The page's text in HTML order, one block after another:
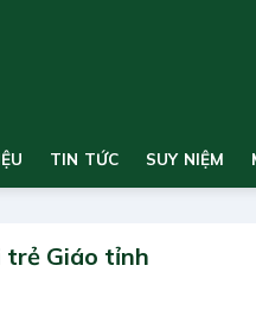
TIN TỨC SUY NIỆM
trẻ Giáo tỉnh